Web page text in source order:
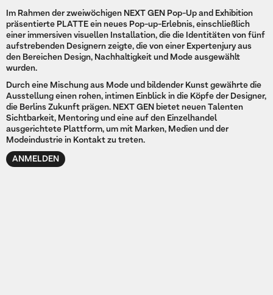
Im Rahmen der zweiwöchigen NEXT GEN Pop-Up and Exhibition
präsentierte PLATTE ein neues Pop-up-Erlebnis, einschließlich
einer immersiven visuellen Installation, die die Identitäten von fünf
aufstrebenden Designern zeigte, die von einer Expertenjury aus
den Bereichen Design, Nachhaltigkeit und Mode ausgewählt
wurden.
Durch eine Mischung aus Mode und bildender Kunst gewährte die
Ausstellung einen rohen, intimen Einblick in die Köpfe der Designer,
die Berlins Zukunft prägen. NEXT GEN bietet neuen Talenten
Sichtbarkeit, Mentoring und eine auf den Einzelhandel
ausgerichtete Plattform, um mit Marken, Medien und der
Modeindustrie in Kontakt zu treten.
ANMELDEN